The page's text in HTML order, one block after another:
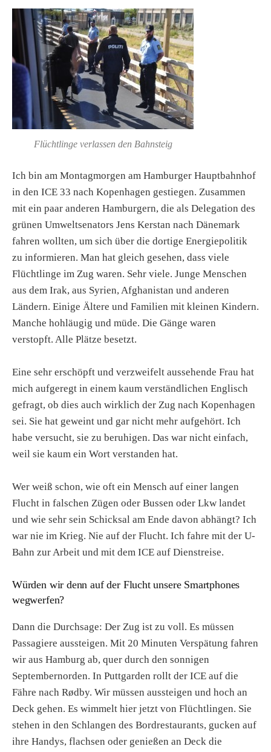
Flüchtlinge verlassen den Bahnsteig
Ich bin am Montagmorgen am Hamburger Hauptbahnhof
in den ICE 33 nach Kopenhagen gestiegen. Zusammen
mit ein paar anderen Hamburgern, die als Delegation des
grünen Umweltsenators Jens Kerstan nach Dänemark
fahren wollten, um sich über die dortige Energiepolitik
zu informieren. Man hat gleich gesehen, dass viele
Flüchtlinge im Zug waren. Sehr viele. Junge Menschen
aus dem Irak, aus Syrien, Afghanistan und anderen
Ländern. Einige Ältere und Familien mit kleinen Kindern.
Manche hohläugig und müde. Die Gänge waren
verstopft. Alle Plätze besetzt.
Eine sehr erschöpft und verzweifelt aussehende Frau hat
mich aufgeregt in einem kaum verständlichen Englisch
gefragt, ob dies auch wirklich der Zug nach Kopenhagen
sei. Sie hat geweint und gar nicht mehr aufgehört. Ich
habe versucht, sie zu beruhigen. Das war nicht einfach,
weil sie kaum ein Wort verstanden hat.
Wer weiß schon, wie oft ein Mensch auf einer langen
Flucht in falschen Zügen oder Bussen oder Lkw landet
und wie sehr sein Schicksal am Ende davon abhängt? Ich
war nie im Krieg. Nie auf der Flucht. Ich fahre mit der U-
Bahn zur Arbeit und mit dem ICE auf Dienstreise.
Würden wir denn auf der Flucht unsere Smartphones
wegwerfen?
Dann die Durchsage: Der Zug ist zu voll. Es müssen
Passagiere aussteigen. Mit 20 Minuten Verspätung fahren
wir aus Hamburg ab, quer durch den sonnigen
Septembernorden. In Puttgarden rollt der ICE auf die
Fähre nach Rødby. Wir müssen aussteigen und hoch an
Deck gehen. Es wimmelt hier jetzt von Flüchtlingen. Sie
stehen in den Schlangen des Bordrestaurants, gucken auf
ihre Handys, flachsen oder genießen an Deck die